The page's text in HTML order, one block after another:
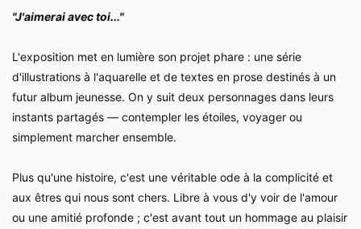
"J'aimerai avec toi..."
L'exposition met en lumière son projet phare : une série
d'illustrations à l'aquarelle et de textes en prose destinés à un
futur album jeunesse. On y suit deux personnages dans leurs
instants partagés — contempler les étoiles, voyager ou
simplement marcher ensemble.
Plus qu'une histoire, c'est une véritable ode à la complicité et
aux êtres qui nous sont chers. Libre à vous d'y voir de l'amour
ou une amitié profonde ; c'est avant tout un hommage au plaisir